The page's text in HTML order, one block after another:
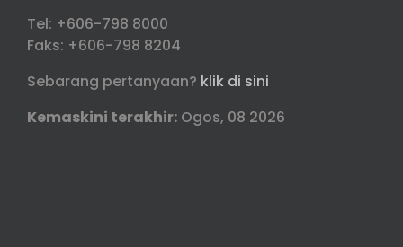
Tel: +606-798 8000
Faks: +606-798 8204
Sebarang pertanyaan? klik di sini
Kemaskini terakhir: Ogos, 08 2026